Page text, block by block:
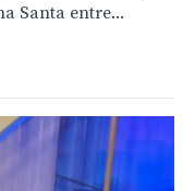
Santa entre...